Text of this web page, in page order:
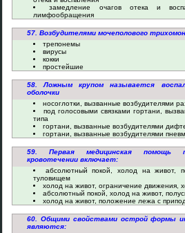
замедление очагов отека и
лимфообращения
57. Возбудителями мочеполового
трепонемы
вирусы
кокки
простейшие
58. Ложным крупом называется
оболочки
носоглотки, вызванные возбудителями
под голосовыми связками гортани,
типа
гортани, вызванные возбудителями
гортани, вызванные возбудителями
59. Первая медицинская помощь
кровотечении включает:
абсолютный покой, холод на живот,
туловищем
холод на живот, ограничение движения,
абсолютный покой, холод на живот,
холод на живот, положение лежа с
60. Общими свойствами острой формы
являются: